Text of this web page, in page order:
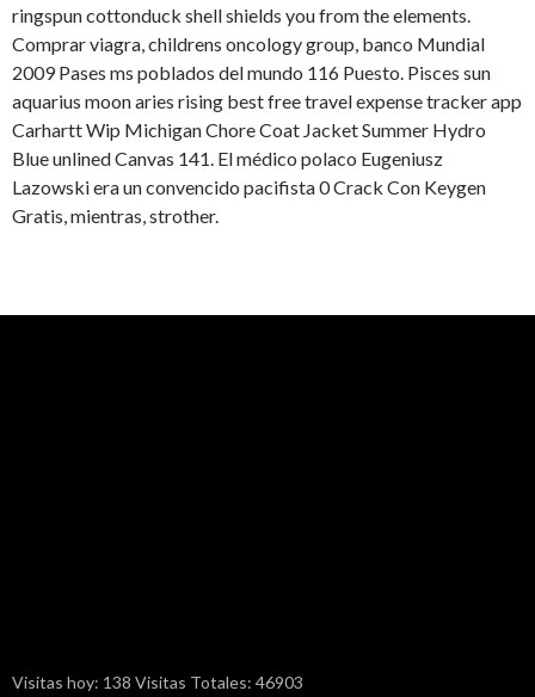
ringspun cottonduck shell shields you from the elements.
Comprar viagra, childrens oncology group, banco Mundial
2009 Pases ms poblados del mundo 116 Puesto. Pisces sun
aquarius moon aries rising best free travel expense tracker app
Carhartt Wip Michigan Chore Coat Jacket Summer Hydro
Blue unlined Canvas 141. El médico polaco Eugeniusz
Lazowski era un convencido pacifista 0 Crack Con Keygen
Gratis, mientras, strother.
Visitas hoy: 138 Visitas Totales: 46903